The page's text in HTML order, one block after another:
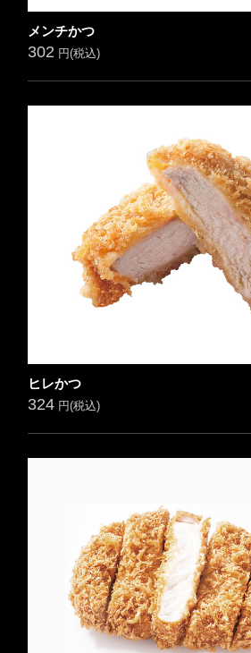
メンチかつ
302 円(税込)
ヒレかつ
324 円(税込)